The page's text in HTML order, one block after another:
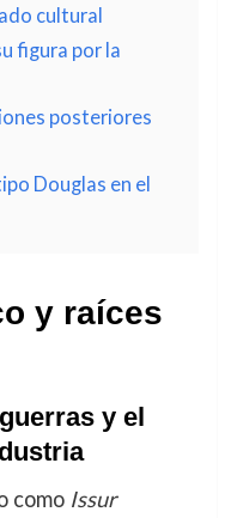
cultural
figura por la
posteriores
Douglas en el
y raíces
y el
como Issur